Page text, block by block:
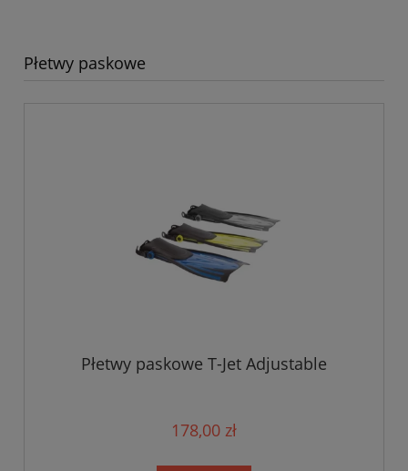
Płetwy paskowe
Płetwy paskowe T-Jet Adjustable
178,00 zł